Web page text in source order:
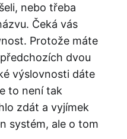
nebo třeba
Čeká vás
Protože máte
dvou
výslovnosti dáte
to není tak
zdát a vyjímek
systém, ale o tom